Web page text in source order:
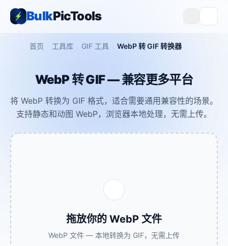
BulkPicTools
首页 工具库 GIF 工具 WebP 转 GIF 转换器
WebP 转 GIF — 兼容更多平台
将 WebP 转换为 GIF 格式，适合需要通用兼容性的场景。
支持静态和动图 WebP，浏览器本地处理，无需上传。
拖放你的 WebP 文件
WebP 文件 — 本地转换为 GIF，无需上传